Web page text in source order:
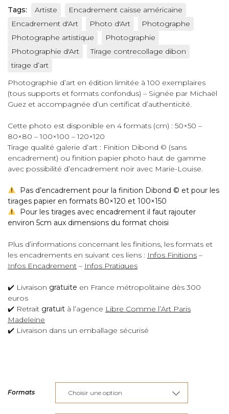
Tags:
Artiste
Encadrement caisse américaine
Encadrement d'Art
Photo d'Art
Photographe
Photographe artistique
Photographie
Photographie d'Art
Tirage contrecollage dibon
tirage d’art
Photographie d’art en édition limitée à 100 exemplaires
(tous supports et formats confondus) – Signée par Michaël
Guez et accompagnée d’un certificat d’authenticité.
Cette photo est disponible en 4 formats (cm) : 50×50 –
80×80 – 100×100 – 120×120
Tirage qualité galerie d’art : Finition Dibond © (sans
encadrement) ou finition papier photo haut de gamme
avec possibilité d’encadrement noir avec Marie-Louise.
Pas d’encadrement pour la finition Dibond © et pour les
tirages papier en formats 80×120 et 100×150
Pour les tirages avec encadrement il faut rajouter
environ 5cm aux dimensions du format choisi
Plus d’informations concernant les finitions, les formats et
les encadrements en suivant ces liens : Infos Finitions –
Infos Encadrement – Infos Pratiques
✔️ Livraison gratuite en France métropolitaine dès 300
euros
✔️ Retrait gratuit à l’agence Libre Comme l’Art Paris
Madeleine
✔️ Livraison dans un emballage sécurisé
Formats